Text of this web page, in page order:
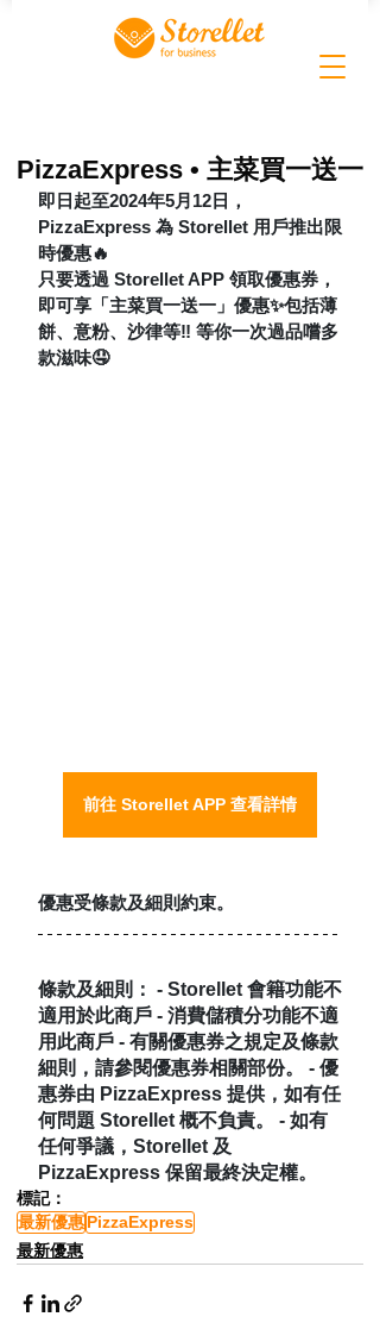
PizzaExpress • 主菜買一送一
即日起至2024年5月12日，
PizzaExpress 為 Storellet 用戶推出限
時優惠🔥
只要透過 Storellet APP 領取優惠券，
即可享「主菜買一送一」優惠✨包括薄
餅、意粉、沙律等‼️ 等你一次過品嚐多
款滋味🤤
前往 Storellet APP 查看詳情
優惠受條款及細則約束。
條款及細則： - Storellet 會籍功能不
適用於此商戶 - 消費儲積分功能不適
用此商戶 - 有關優惠券之規定及條款
細則，請參閱優惠券相關部份。 - 優
惠券由 PizzaExpress 提供，如有任
何問題 Storellet 概不負責。 - 如有
任何爭議，Storellet 及
PizzaExpress 保留最終決定權。
標記：
最新優惠PizzaExpress
最新優惠